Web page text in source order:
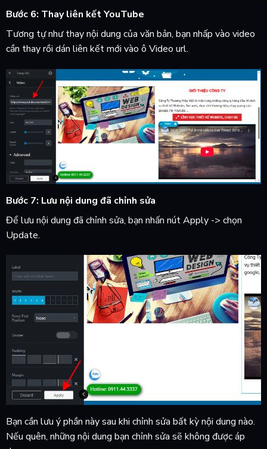
Bước 6: Thay liên kết YouTube
Tương tự như thay nội dung của văn bản, bạn nhấp vào video
cần thay rồi dán liên kết mới vào ô Video url.
Bước 7: Lưu nội dung đã chỉnh sửa
Để lưu nội dung đã chỉnh sửa, bạn nhấn nút Apply -> chọn
Update.
Bạn cần lưu ý phần này sau khi chỉnh sửa bất kỳ nội dung nào.
Nếu quên, những nội dung bạn chỉnh sửa sẽ không được áp